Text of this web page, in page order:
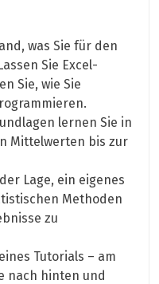
was Sie für den
Sie Excel-
Sie, wie Sie
lernen Sie in
Mittelwerten bis zur
Lage, ein eigenes
Methoden
zu
Tutorials – am
nach hinten und